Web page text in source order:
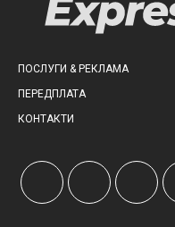
ПОСЛУГИ & РЕКЛАМА
ПЕРЕДПЛАТА
КОНТАКТИ